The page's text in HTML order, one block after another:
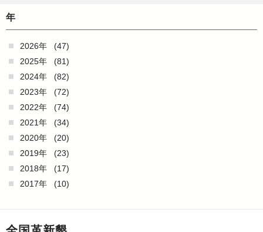
年
2026年
(47)
2025年
(81)
2024年
(82)
2023年
(72)
2022年
(74)
2021年
(34)
2020年
(20)
2019年
(23)
2018年
(17)
2017年
(10)